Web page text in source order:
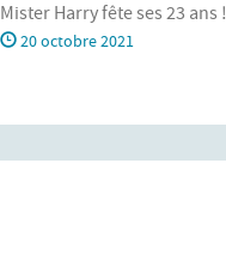
Mister Harry fête ses 23 ans !
20 octobre 2021